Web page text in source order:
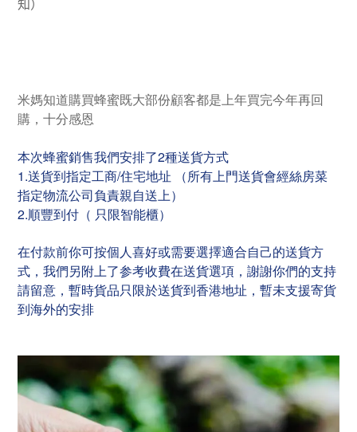
米媽知道購買蜂蜜既大部份顧客都是上年買完今年再回
購，十分感恩
本次蜂蜜銷售我們安排了2種送貨方式
1.送貨到指定工商/住宅地址 （所有上門送貨會經絲房菜
指定物流公司負責親自送上）
2.順豐到付（ 只限智能櫃）
在付款前你可按個人喜好或需要選擇適合自己的送貨方
式，我們另附上了参考收費在送貨選項，謝謝你們的支持
請留意，暫時貨品只限於送貨到香港地址，暫未支援寄貨
到海外的安排